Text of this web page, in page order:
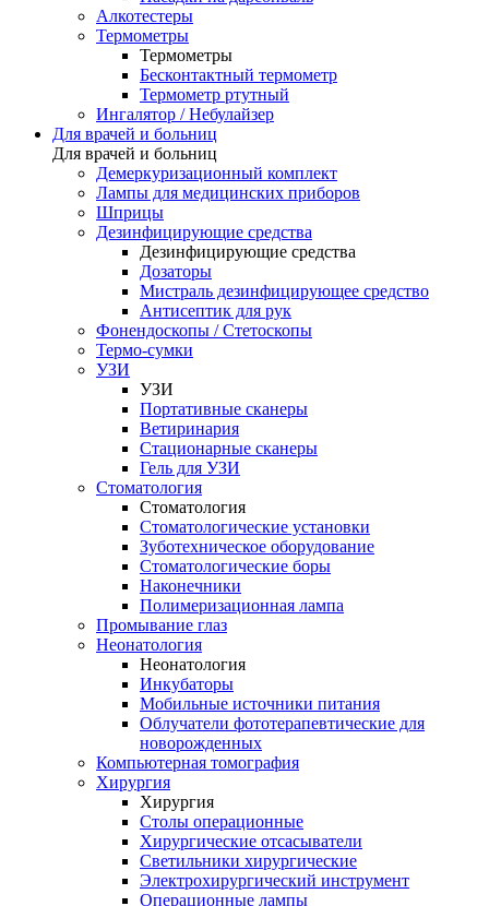
Алкотестеры
Термометры
Термометры
Бесконтактный термометр
Термометр ртутный
Ингалятор / Небулайзер
Для врачей и больниц
Для врачей и больниц
Демеркуризационный комплект
Лампы для медицинских приборов
Шприцы
Дезинфицирующие средства
Дезинфицирующие средства
Дозаторы
Мистраль дезинфицирующее средство
Антисептик для рук
Фонендоскопы / Стетоскопы
Термо-сумки
УЗИ
УЗИ
Портативные сканеры
Ветиринария
Стационарные сканеры
Гель для УЗИ
Стоматология
Стоматология
Стоматологические установки
Зуботехническое оборудование
Стоматологические боры
Наконечники
Полимеризационная лампа
Промывание глаз
Неонатология
Неонатология
Инкубаторы
Мобильные источники питания
Облучатели фототерапевтические для
новорожденных
Компьютерная томография
Хирургия
Хирургия
Столы операционные
Хирургические отсасыватели
Светильники хирургические
Электрохирургический инструмент
Операционные лампы